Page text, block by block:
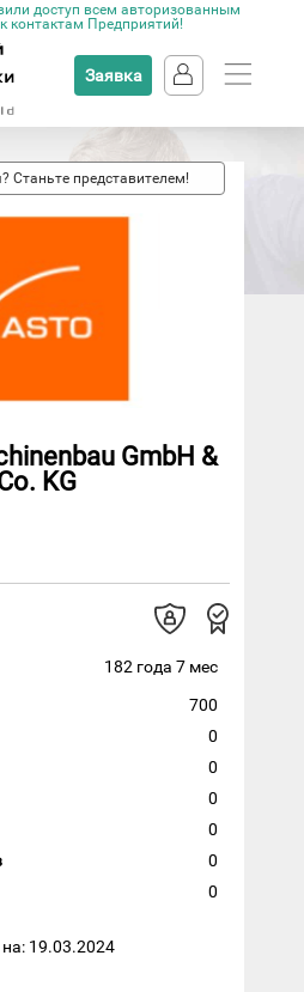
доступ всем авторизованным
контактам Предприятий!
Заявка
Станьте представителем!
GmbH &
KG
182 года 7 мес
700
0
0
0
0
0
0
19.03.2024